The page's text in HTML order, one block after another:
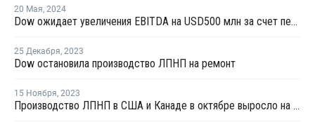
20 Мая, 2024
Dow ожидает увеличения EBITDA на USD500 млн за счет переработки отходов к 2030 году
25 Декабря, 2023
Dow остановила производство ЛПНП на ремонт
15 Ноября, 2023
Производство ЛПНП в США и Канаде в октябре выросло на 7%